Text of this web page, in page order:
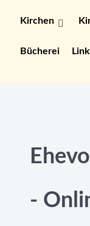
Kirchen
Bücherei
-